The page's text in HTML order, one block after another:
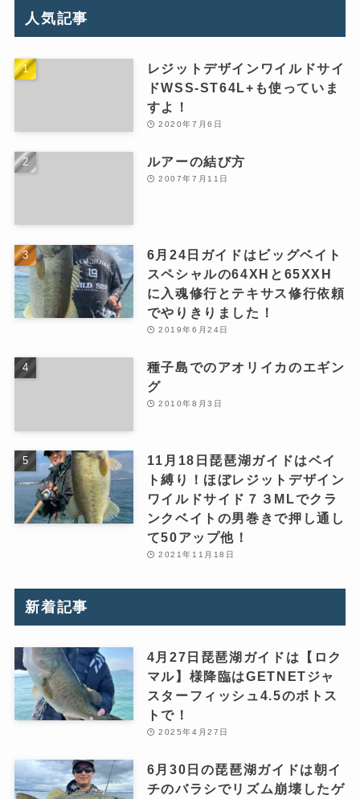
人気記事
レジットデザインワイルドサイ
ドWSS-ST64L+も使っていま
すよ！
2020年7月6日
ルアーの結び方
2007年7月11日
6月24日ガイドはビッグベイト
スペシャルの64XHと65XXH
に入魂修行とテキサス修行依頼
でやりきりました！
2019年6月24日
種子島でのアオリイカのエギン
グ
2010年8月3日
11月18日琵琶湖ガイドはベイ
ト縛り！ほぼレジットデザイン
ワイルドサイド７３MLでクラ
ンクベイトの男巻きで押し通し
て50アップ他！
2021年11月18日
新着記事
4月27日琵琶湖ガイドは【ロク
マル】様降臨はGETNETジャ
スターフィッシュ4.5のボトス
トで！
2025年4月27日
6月30日の琵琶湖ガイドは朝イ
チのバラシでリズム崩壊したゲ